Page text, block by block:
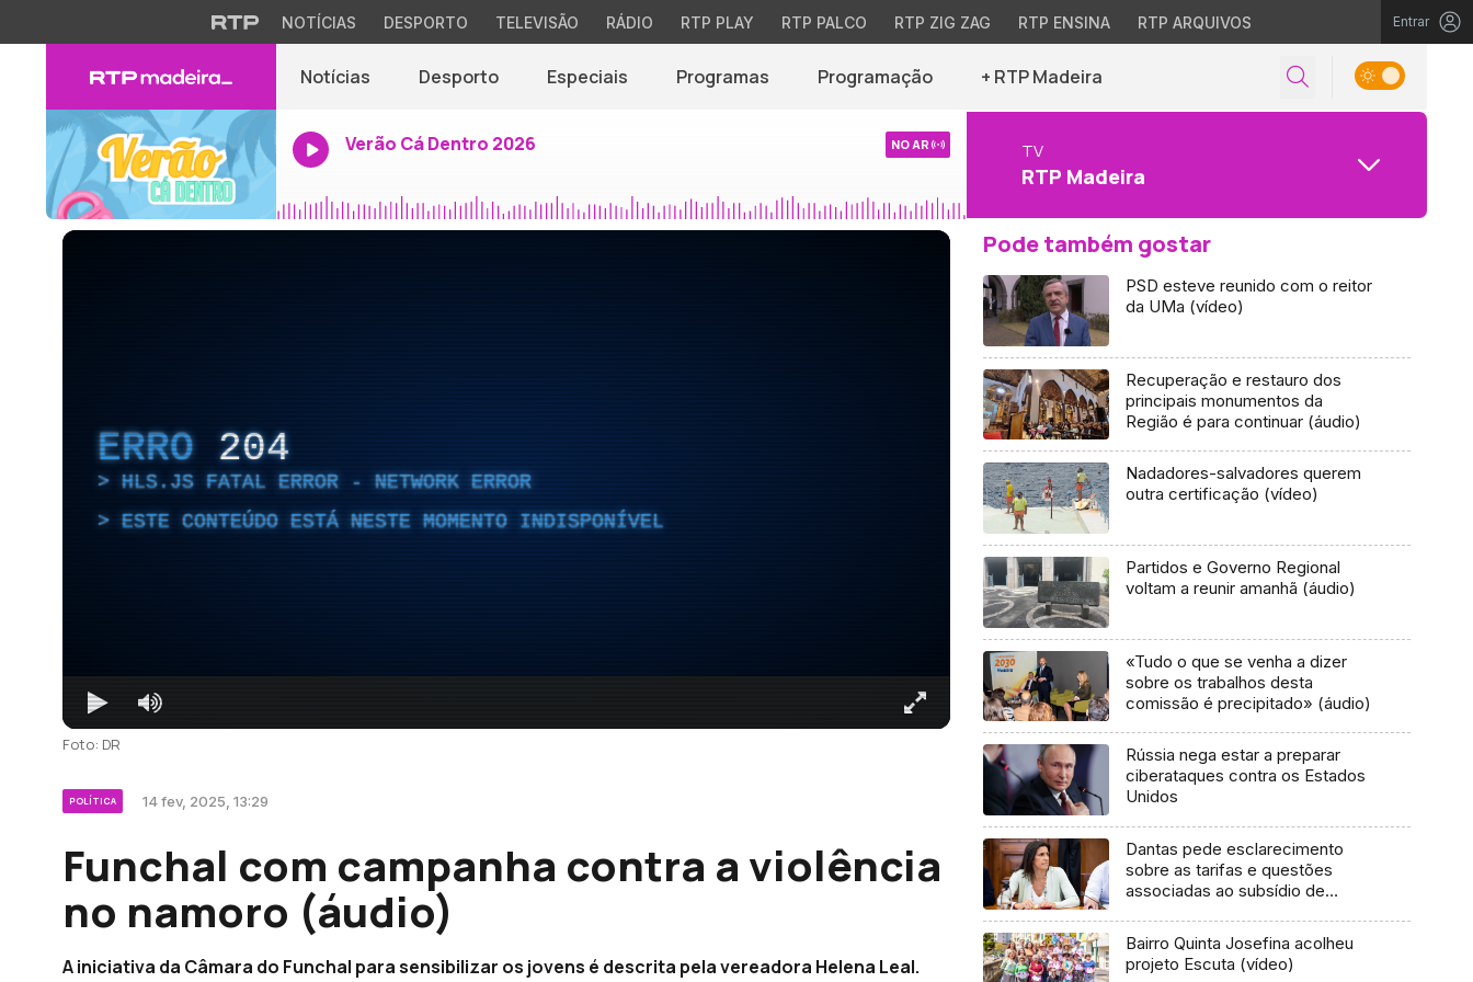
NOTÍCIAS DESPORTO TELEVISÃO RÁDIO RTP PLAY RTP PALCO RTP ZIG ZAG RTP ENSINA RTP ARQUIVOS Entrar
Notícias Desporto Especiais Programas Programação + RTP Madeira
Verão Cá Dentro 2026 NO AR TV
RTP Madeira
ERRO 204
HLS.JS FATAL ERROR - NETWORK ERROR
ESTE CONTEÚDO ESTÁ NESTE MOMENTO INDISPONÍVEL
Foto: DR
POLÍTICA 14 fev, 2025, 13:29
Funchal com campanha contra a violência
no namoro (áudio)
A iniciativa da Câmara do Funchal para sensibilizar os jovens é descrita pela vereadora Helena Leal.
Pode também gostar
PSD esteve reunido com o reitor
da UMa (vídeo)
Recuperação e restauro dos
principais monumentos da
Região é para continuar (áudio)
Nadadores-salvadores querem
outra certificação (vídeo)
Partidos e Governo Regional
voltam a reunir amanhã (áudio)
«Tudo o que se venha a dizer
sobre os trabalhos desta
comissão é precipitado» (áudio)
Rússia nega estar a preparar
ciberataques contra os Estados
Unidos
Dantas pede esclarecimento
sobre as tarifas e questões
associadas ao subsídio de
Bairro Quinta Josefina acolheu
projeto Escuta (vídeo)